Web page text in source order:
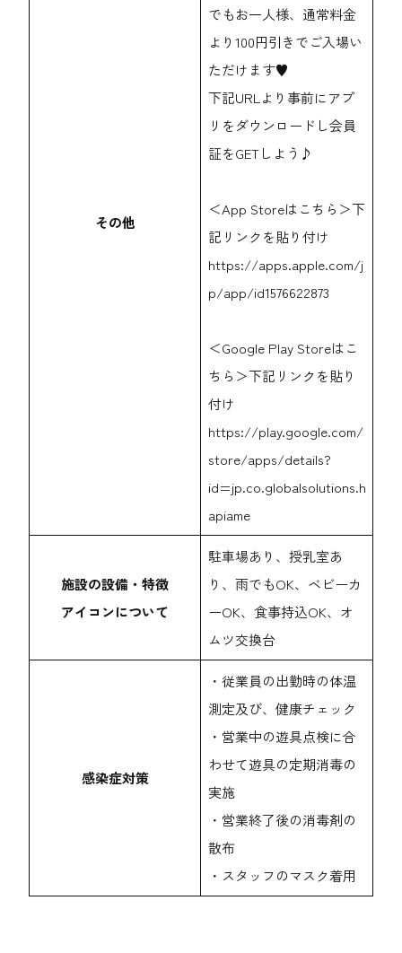
その他
でもお一人様、通常料金
より100円引きでご入場い
ただけます♥
下記URLより事前にアプ
リをダウンロードし会員
証をGETしよう♪
＜App Storeはこちら＞下
記リンクを貼り付け
https://apps.apple.com/j
p/app/id1576622873
＜Google Play Storeはこ
ちら＞下記リンクを貼り
付け
https://play.google.com/
store/apps/details?
id=jp.co.globalsolutions.h
apiame
施設の設備・特徴
アイコンについて
駐車場あり、授乳室あ
り、雨でもOK、ベビーカ
ーOK、食事持込OK、オ
ムツ交換台
感染症対策
・従業員の出勤時の体温
測定及び、健康チェック
・営業中の遊具点検に合
わせて遊具の定期消毒の
実施
・営業終了後の消毒剤の
散布
・スタッフのマスク着用